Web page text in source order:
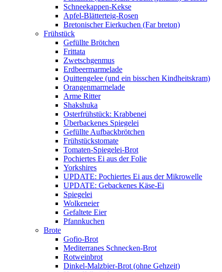
Schneekappen-Kekse
Apfel-Blätterteig-Rosen
Bretonischer Eierkuchen (Far breton)
Frühstück
Gefüllte Brötchen
Frittata
Zwetschgenmus
Erdbeermarmelade
Quittengelee (und ein bisschen Kindheitskram)
Orangenmarmelade
Arme Ritter
Shakshuka
Osterfrühstück: Krabbenei
Überbackenes Spiegelei
Gefüllte Aufbackbrötchen
Frühstückstomate
Tomaten-Spiegelei-Brot
Pochiertes Ei aus der Folie
Yorkshires
UPDATE: Pochiertes Ei aus der Mikrowelle
UPDATE: Gebackenes Käse-Ei
Spiegelei
Wolkeneier
Gefaltete Eier
Pfannkuchen
Brote
Gofio-Brot
Mediterranes Schnecken-Brot
Rotweinbrot
Dinkel-Malzbier-Brot (ohne Gehzeit)